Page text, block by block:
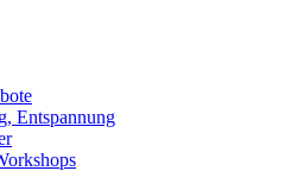
Entspannung